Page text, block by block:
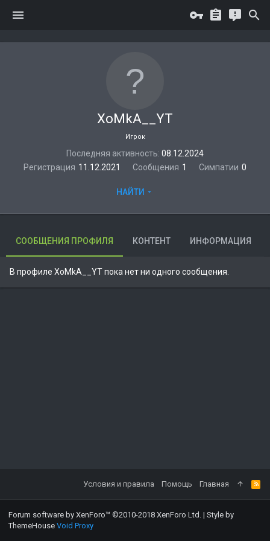
XoMkA__YT
Игрок
Последняя активность 08.12.2024
Регистрация 11.12.2021 Сообщения 1 Симпатии 0
НАЙТИ
СООБЩЕНИЯ ПРОФИЛЯ КОНТЕНТ ИНФОРМАЦИЯ
В профиле XoMkA__YT пока нет ни одного сообщения.
Условия и правила Помощь Главная
Forum software by XenForo™ ©2010-2018 XenForo Ltd. | Style by
ThemeHouse Void Proxy